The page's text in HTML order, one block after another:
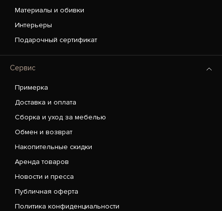
Материалы и обивки
Интерьеры
Подарочный сертификат
Сервис
Примерка
Доставка и оплата
Сборка и уход за мебелью
Обмен и возврат
Накопительные скидки
Аренда товаров
Новости и пресса
Публичная оферта
Политика конфиденциальности